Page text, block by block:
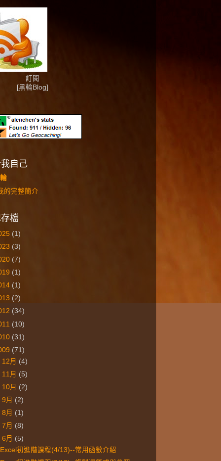
訂閱
[黑輪Blog]
自己
的完整簡介
檔
(1)
(3)
(7)
(1)
(1)
(2)
(34)
(10)
(31)
(71)
12月 (4)
11月 (5)
10月 (2)
9月 (2)
8月 (1)
7月 (8)
6月 (5)
Excel初進階課程(4/13)--常用函數介紹